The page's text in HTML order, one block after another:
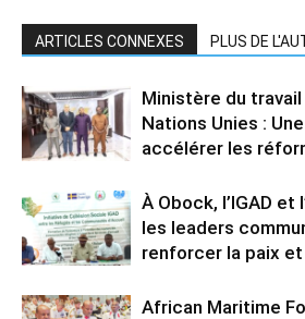
ARTICLES CONNEXES PLUS DE
Ministère du
Nations Unies :
accélérer les
À Obock, l’IGAD et
les leaders
renforcer la paix
African Maritime